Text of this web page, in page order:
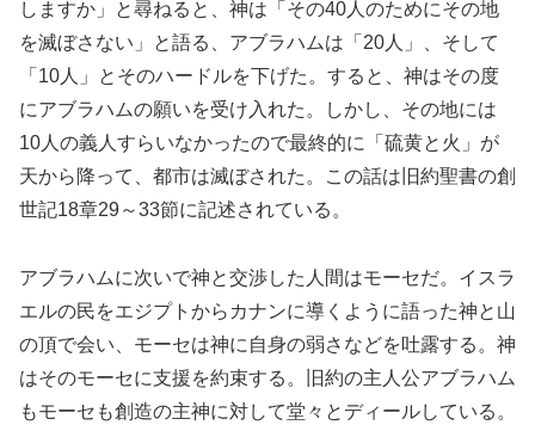
しますか」と尋ねると、神は「その40人のためにその地
を滅ぼさない」と語る、アブラハムは「20人」、そして
「10人」とそのハードルを下げた。すると、神はその度
にアブラハムの願いを受け入れた。しかし、その地には
10人の義人すらいなかったので最終的に「硫黄と火」が
天から降って、都市は滅ぼされた。この話は旧約聖書の創
世記18章29～33節に記述されている。
アブラハムに次いで神と交渉した人間はモーセだ。イスラ
エルの民をエジプトからカナンに導くように語った神と山
の頂で会い、モーセは神に自身の弱さなどを吐露する。神
はそのモーセに支援を約束する。旧約の主人公アブラハム
もモーセも創造の主神に対して堂々とディールしている。